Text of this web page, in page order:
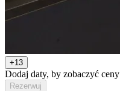
+13
Dodaj daty, by zobaczyć ceny
Rezerwuj